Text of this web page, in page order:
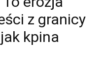
z granicy
kpina